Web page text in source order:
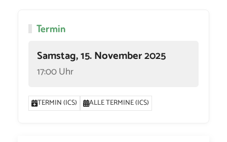
Termin
Samstag, 15. November 2025
17:00 Uhr
TERMIN (ICS) ALLE TERMINE (ICS)